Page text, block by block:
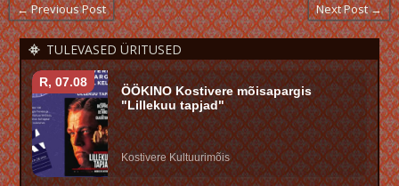
← Previous Post Next Post →
TULEVASED ÜRITUSED